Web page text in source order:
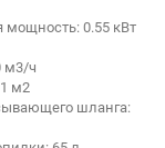
0.55 кВт
м3/ч
м2
шланга: